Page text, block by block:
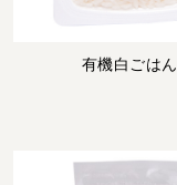
有機白ごはん